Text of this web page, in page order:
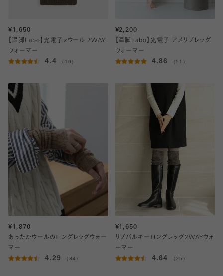
¥1,650
【温脚Labo】光電子×ウール 2WAY
ウォーマー
4.4 （10）
¥2,200
【温脚Labo】光電子 アメリブレッグ
ウォーマー
4.86 （51）
¥1,870
あったかウールのロングレッグウォー
マー
4.29 （84）
¥1,650
リブバルキーロングレッグ2WAYウォ
ーマー
4.64 （25）